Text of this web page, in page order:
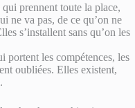
qui prennent toute la place,
ne va pas, de ce qu’on ne
s’installent sans qu’on les
portent les compétences, les
oubliées. Elles existent,